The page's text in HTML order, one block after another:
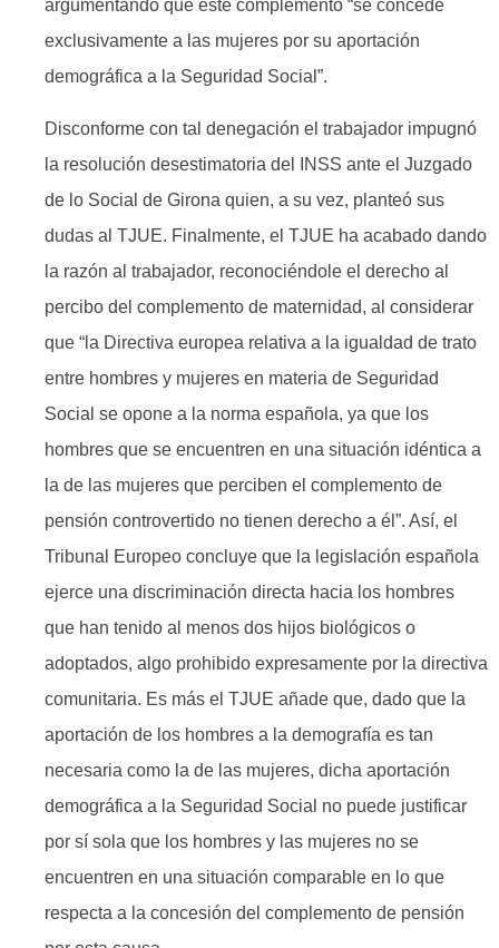
argumentando que este complemento “se concede
exclusivamente a las mujeres por su aportación
demográfica a la Seguridad Social”.
Disconforme con tal denegación el trabajador impugnó
la resolución desestimatoria del INSS ante el Juzgado
de lo Social de Girona quien, a su vez, planteó sus
dudas al TJUE. Finalmente, el TJUE ha acabado dando
la razón al trabajador, reconociéndole el derecho al
percibo del complemento de maternidad, al considerar
que “la Directiva europea relativa a la igualdad de trato
entre hombres y mujeres en materia de Seguridad
Social se opone a la norma española, ya que los
hombres que se encuentren en una situación idéntica a
la de las mujeres que perciben el complemento de
pensión controvertido no tienen derecho a él”. Así, el
Tribunal Europeo concluye que la legislación española
ejerce una discriminación directa hacia los hombres
que han tenido al menos dos hijos biológicos o
adoptados, algo prohibido expresamente por la directiva
comunitaria. Es más el TJUE añade que, dado que la
aportación de los hombres a la demografía es tan
necesaria como la de las mujeres, dicha aportación
demográfica a la Seguridad Social no puede justificar
por sí sola que los hombres y las mujeres no se
encuentren en una situación comparable en lo que
respecta a la concesión del complemento de pensión